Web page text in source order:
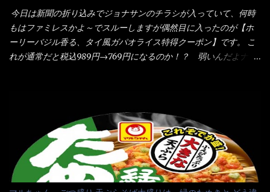
全体に馴染ませるために、箸で麺と具を持ち上げて・・・ ええや
ないかぁ～ モヤシが黒豆モヤシだから細身で熱を加えてもへた
りづらい！（緑豆モヤシだと太くて熱加えるとダラーっとなるん
だよ） それに細ストレート麺とモヤシが良いバランスで・・・
韮の緑と卵の黄色も相まって・・・映える...
みたら、これが凄くうまくすくえるんだよねぇ～（このスプーン
当たりだね） 今回新作のグラタンを頂きましたが、まずまずの美
味しさとダイソーのカレースプーンの。すくい上げ力の良さを再
度認識できました。
今日は新聞の折り込みでジョナサンのチラシが入っていて、何時
もはファミレスかよ～でスルーしますが偶然目に入ったのが【ホ
ーリーバジル香る、タイ風ガパオライス特得クーポン】です。 こ
れが通常だと税込989円→769円になるのか！？ 弱いんだよナァ
に行っても同じメニュー同じ味のファミレスには行きません。 最
近は、ステーキガストに試しに行ったぐらいです。（肉が喰いた
くて） しかし最近のファミレスは合理化が進み、店員さんもフロ
ア担当は2人程度しか居ないんだよねぇ～ それに注文はタッチパ
ネル！！ 凄いよなぁ～ 20年位前は、フロア担当だけでも5人は
居たと思うけど・・・ 判らず店員さんを呼ぶピンポンを・・・ク